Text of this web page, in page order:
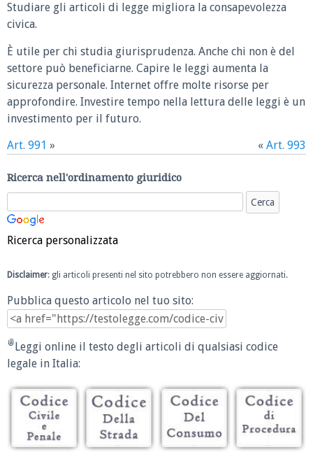
Studiare gli articoli di legge migliora la consapevolezza
civica.
È utile per chi studia giurisprudenza. Anche chi non è del
settore può beneficiarne. Capire le leggi aumenta la
sicurezza personale. Internet offre molte risorse per
approfondire. Investire tempo nella lettura delle leggi è un
investimento per il futuro.
Art. 991 » « Art. 993
Ricerca nell'ordinamento giuridico
Ricerca personalizzata
Disclaimer: gli articoli presenti nel sito potrebbero non essere aggiornati.
Pubblica questo articolo nel tuo sito:
Leggi online il testo degli articoli di qualsiasi codice
legale in Italia: